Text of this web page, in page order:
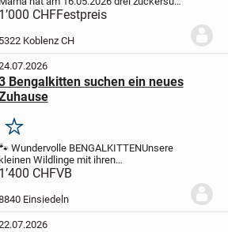
gesunde Kitten zur Welt gebracht.
kleinen sind sehr verspielt und haben
keine Angst vor uns Menschen. Sie sind
1’000 CHFFestpreis
5322 Koblenz CH
Bengalkitten suchen ein neues
Merken
Wundervolle BENGALKITTENUnsere
kleinen Wildlinge mit ihren
wunderschönen Rosetten & marmorierten
auszuziehen – Einzelhaltung kommt für
1’400 CHFVB
Einsiedeln